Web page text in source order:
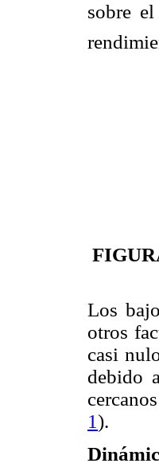
sobre
Los
otros
casi
debido
1).